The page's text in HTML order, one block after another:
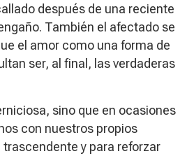
después de una reciente
También el afectado se
el amor como una forma de
ser, al final, las verdaderas
sino que en ocasiones
con nuestros propios
y para reforzar